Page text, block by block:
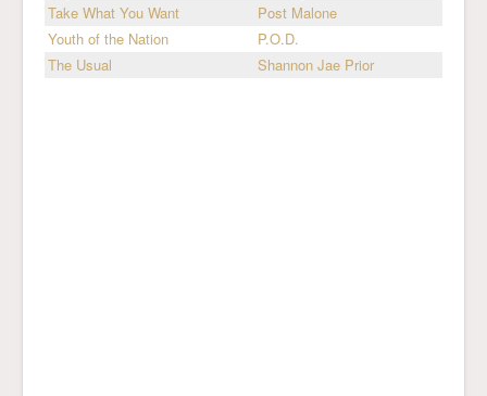
Take What You Want
Post Malone
Youth of the Nation
P.O.D.
The Usual
Shannon Jae Prior